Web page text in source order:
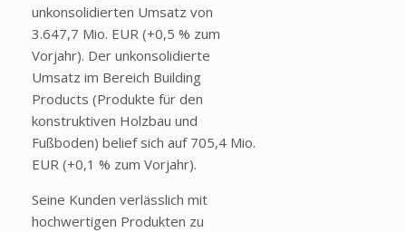
unkonsolidierten Umsatz von
3.647,7 Mio. EUR (+0,5 % zum
Vorjahr). Der unkonsolidierte
Umsatz im Bereich Building
Products (Produkte für den
konstruktiven Holzbau und
Fußboden) belief sich auf 705,4 Mio.
EUR (+0,1 % zum Vorjahr).
Seine Kunden verlässlich mit
hochwertigen Produkten zu